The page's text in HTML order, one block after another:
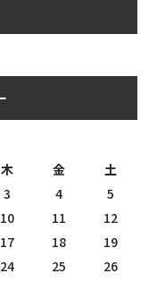
木 金
土
3 4
5
10 11
12
17 18
19
24 25
26